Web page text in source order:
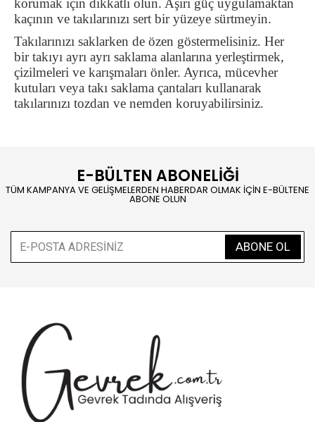
korumak için dikkatli olun. Aşırı güç uygulamaktan
kaçının ve takılarınızı sert bir yüzeye sürtmeyin.
Takılarınızı saklarken de özen göstermelisiniz. Her
bir takıyı ayrı ayrı saklama alanlarına yerleştirmek,
çizilmeleri ve karışmaları önler. Ayrıca, mücevher
kutuları veya takı saklama çantaları kullanarak
takılarınızı tozdan ve nemden koruyabilirsiniz.
E-BÜLTEN ABONELİĞİ
TÜM KAMPANYA VE GELİŞMELERDEN HABERDAR OLMAK İÇİN E-BÜLTENE
ABONE OLUN
ABONE OL